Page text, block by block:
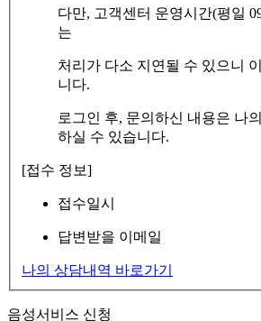
다만, 고객센터 운영시간(평일
는
처리가 다소 지연될 수 있으니
니다.
로그인 후, 문의하신 내용은 나
하실 수 있습니다.
[접수 정보]
접수일시
답변받을 이메일
나의 상담내역 바로가기
음성서비스 신청